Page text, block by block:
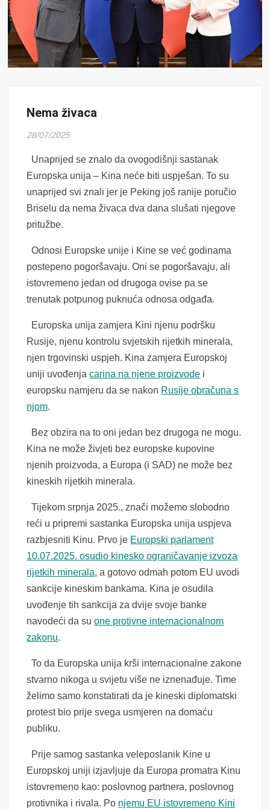
Nema živaca
28/07/2025
Unaprijed se znalo da ovogodišnji sastanak
Europska unija – Kina neće biti uspješan. To su
unaprijed svi znali jer je Peking još ranije poručio
Briselu da nema živaca dva dana slušati njegove
pritužbe.
Odnosi Europske unije i Kine se već godinama
postepeno pogoršavaju. Oni se pogoršavaju, ali
istovremeno jedan od drugoga ovise pa se
trenutak potpunog puknuća odnosa odgađa.
Europska unija zamjera Kini njenu podršku
Rusije, njenu kontrolu svjetskih rijetkih minerala,
njen trgovinski uspjeh. Kina zamjera Europskoj
uniji uvođenjacarina na njene proizvode i
europsku namjeru da se nakon Rusije obračuna s
njom.
Bez obzira na to oni jedan bez drugoga ne mogu.
Kina ne može živjeti bez europske kupovine
njenih proizvoda, a Europa (i SAD) ne može bez
kineskih rijetkih minerala.
Tijekom srpnja 2025., znači možemo slobodno
reći u pripremi sastanka Europska unija uspjeva
razbjesniti Kinu. Prvo je Europski parlament
10.07.2025. osudio kinesko ograničavanje izvoza
rijetkih minerala, a gotovo odmah potom EU uvodi
sankcije kineskim bankama. Kina je osudila
uvođenje tih sankcija za dvije svoje banke
navodeći da suone protivne internacionalnom
zakonu.
To da Europska unija krši internacionalne zakone
stvarno nikoga u svijetu više ne iznenađuje. Time
želimo samo konstatirati da je kineski diplomatski
protest bio prije svega usmjeren na domaću
publiku.
Prije samog sastanka veleposlanik Kine u
Europskoj uniji izjavljuje da Europa promatra Kinu
istovremeno kao: poslovnog partnera, poslovnog
protivnika i rivala. Po njemu EU istovremeno Kini